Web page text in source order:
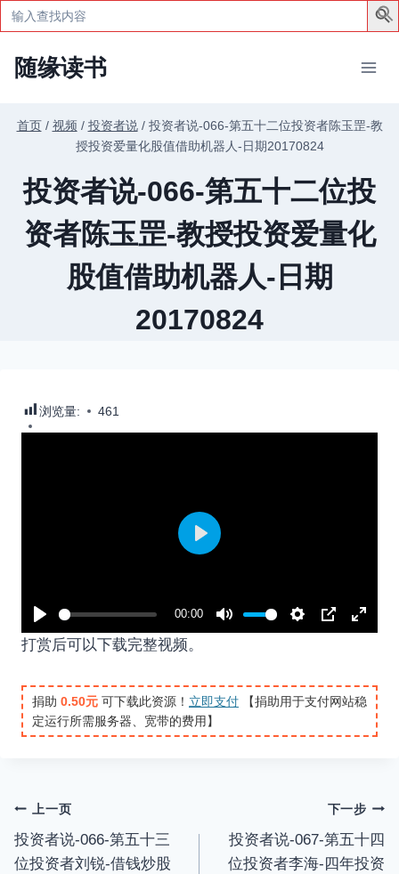
Search
for:
随缘读书
首页 / 视频 / 投资者说 / 投资者说-066-第五十二位投资者陈玉罡-教
授投资爱量化股值借助机器人-日期20170824
投资者说-066-第五十二位投
资者陈玉罡-教授投资爱量化
股值借助机器人-日期
20170824
浏览量: 461
P
a
y
00:00
M
t
e
S
t
t
i
P
P
E
t
e
r
l
l
s
P
打赏后可以下载完整视频。
捐助 0.50元 可下载此资源！ 立即支付 【捐助用于支付网站稳
定运行所需服务器、宽带的费用】
文
章
上一页
投资者说-066-第五十三
位投资者刘锐-借钱炒股
下一步
投资者说-067-第五十四
位投资者李海-四年投资